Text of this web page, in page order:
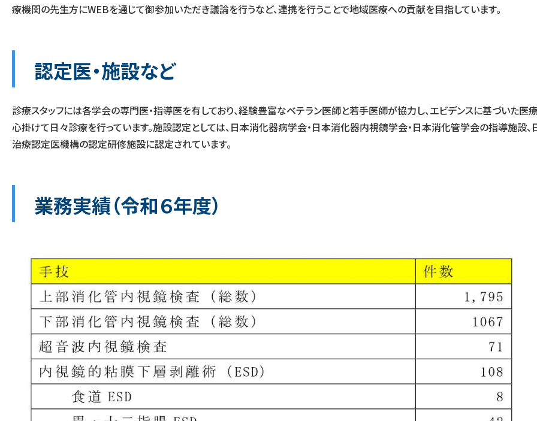
療機関の先生方にWEBを通じて御参加いただき議論を行うなど、連携を行うことで地域医療への貢献を目指しています。
認定医・施設など
診療スタッフには各学会の専門医・指導医を有しており、経験豊富なベテラン医師と若手医師が協力し、エビデンスに基づいた医
心掛けて日々診療を行っています。施設認定としては、日本消化器病学会・日本消化器内視鏡学会・日本消化管学会の指導施設、
治療認定医機構の認定研修施設に認定されています。
業務実績（令和６年度）